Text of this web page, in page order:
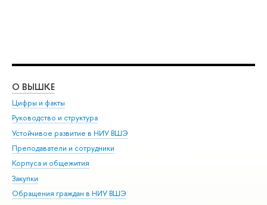
О ВЫШКЕ
Цифры и факты
Руководство и структура
Устойчивое развитие в НИУ ВШЭ
Преподаватели и сотрудники
Корпуса и общежития
Закупки
Обращения граждан в НИУ ВШЭ